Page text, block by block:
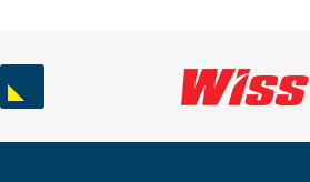
Next